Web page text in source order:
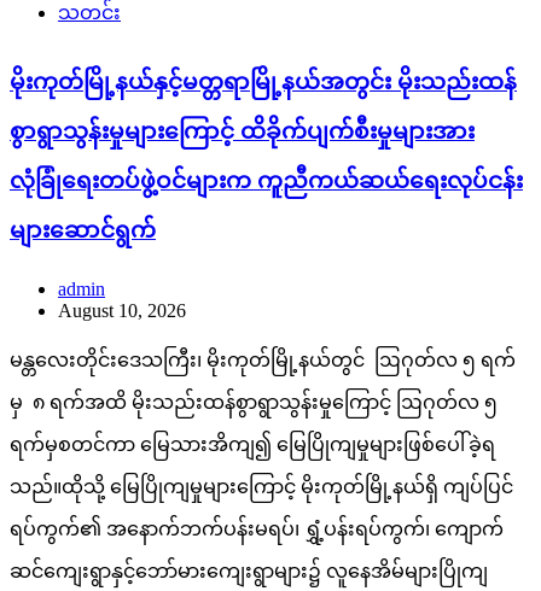
သတင်း
မိုးကုတ်မြို့နယ်နှင့်မတ္တရာမြို့နယ်အတွင်း မိုးသည်းထန်
စွာရွာသွန်းမှုများကြောင့် ထိခိုက်ပျက်စီးမှုများအား
လုံခြုံရေးတပ်ဖွဲ့ဝင်များက ကူညီကယ်ဆယ်ရေးလုပ်ငန်း
များဆောင်ရွက်
admin
August 10, 2026
မန္တလေးတိုင်းဒေသကြီး၊ မိုးကုတ်မြို့နယ်တွင် ဩဂုတ်လ ၅ ရက်
မှ ၈ ရက်အထိ မိုးသည်းထန်စွာရွာသွန်းမှုကြောင့် ဩဂုတ်လ ၅
ရက်မှစတင်ကာ မြေသားအိကျ၍ မြေပြိုကျမှုများဖြစ်ပေါ်ခဲ့ရ
သည်။ထိုသို့ မြေပြိုကျမှုများကြောင့် မိုးကုတ်မြို့နယ်ရှိ ကျပ်ပြင်
ရပ်ကွက်၏ အနောက်ဘက်ပန်းမရပ်၊ ရွှံ့ပန်းရပ်ကွက်၊ ကျောက်
ဆင်ကျေးရွာနှင့်ဘော်မားကျေးရွာများ၌ လူနေအိမ်များပြိုကျ